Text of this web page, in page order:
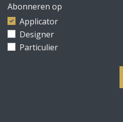
Abonneren op
Applicator
Designer
Particulier